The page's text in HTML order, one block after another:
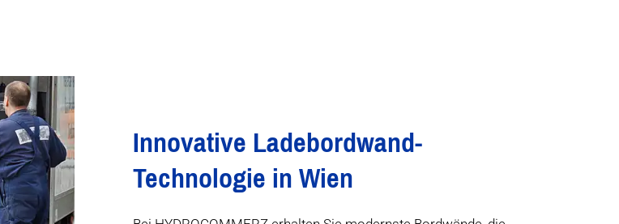
Innovative Ladebordwand-
Technologie in Wien